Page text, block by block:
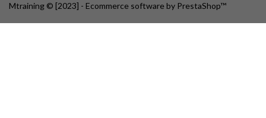
Mtraining © [2023] - Ecommerce software by PrestaShop™